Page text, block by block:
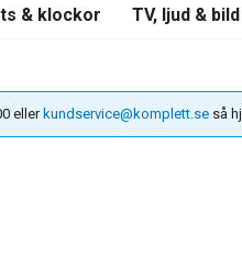
& klockor TV, ljud & bild
eller kundservice@komplett.se så